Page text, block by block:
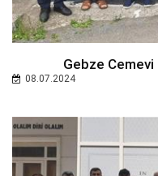
Gebze
08.07.2024